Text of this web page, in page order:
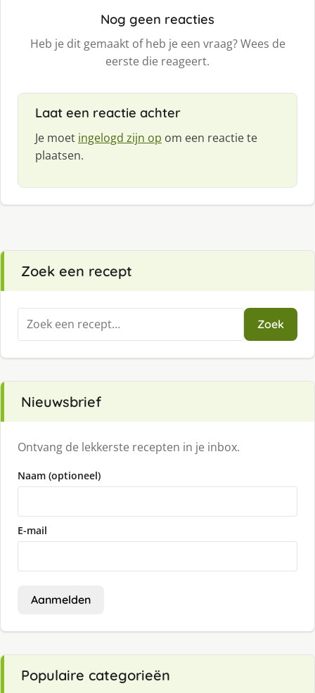
Nog geen reacties
Heb je dit gemaakt of heb je een vraag? Wees de
eerste die reageert.
Laat een reactie achter
Je moet ingelogd zijn op om een reactie te
plaatsen.
Zoek een recept
Zoeken
naar:
Zoek
Nieuwsbrief
Ontvang de lekkerste recepten in je inbox.
Naam (optioneel)
E-mail
Aanmelden
Populaire categorieën